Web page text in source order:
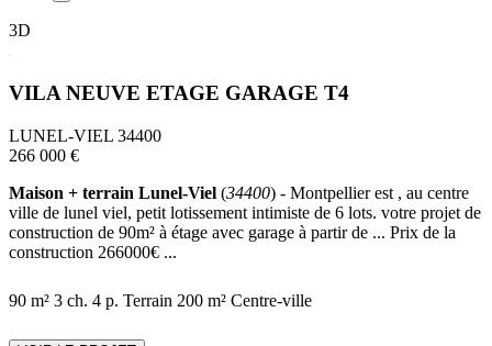
3D
VILA NEUVE ETAGE GARAGE T4
LUNEL-VIEL 34400
266 000 €
Maison + terrain Lunel-Viel (34400) - Montpellier est , au centre
ville de lunel viel, petit lotissement intimiste de 6 lots. votre projet de
construction de 90m² à étage avec garage à partir de ... Prix de la
construction 266000€ ...
90 m² 3 ch. 4 p. Terrain 200 m² Centre-ville